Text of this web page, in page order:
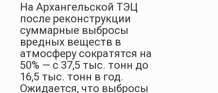
На Архангельской ТЭЦ
после реконструкции
суммарные выбросы
вредных веществ в
атмосферу сократятся на
50% — с 37,5 тыс. тонн до
16,5 тыс. тонн в год.
Ожидается, что выбросы